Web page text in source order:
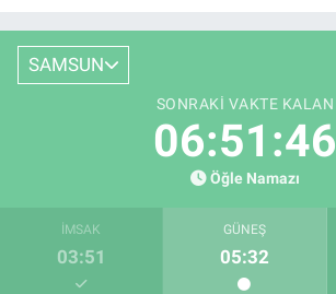
SAMSUN
SONRAKI VAKTE KALAN
06:51:45
Öğle Namazı
İMSAK
03:51
GÜNEŞ
05:32